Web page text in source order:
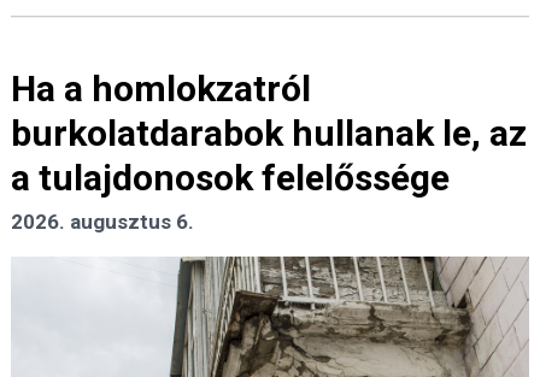
Ha a homlokzatról
burkolatdarabok hullanak le, az
a tulajdonosok felelőssége
2026. augusztus 6.